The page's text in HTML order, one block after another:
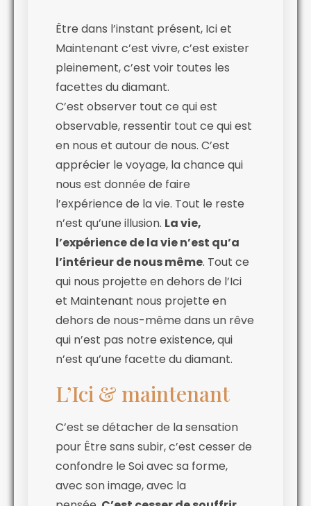
Être dans l’instant présent, Ici et
Maintenant c’est vivre, c’est exister
pleinement, c’est voir toutes les
facettes du diamant.
C’est observer tout ce qui est
observable, ressentir tout ce qui est
en nous et autour de nous. C’est
apprécier le voyage, la chance qui
nous est donnée de faire
l’expérience de la vie. Tout le reste
n’est qu’une illusion. La vie,
l’expérience de la vie n’est qu’a
l’intérieur de nous même. Tout ce
qui nous projette en dehors de l’Ici
et Maintenant nous projette en
dehors de nous-même dans un rêve
qui n’est pas notre existence, qui
n’est qu’une facette du diamant.
L’Ici & maintenant
C’est se détacher de la sensation
pour Être sans subir, c’est cesser de
confondre le Soi avec sa forme,
avec son image, avec la